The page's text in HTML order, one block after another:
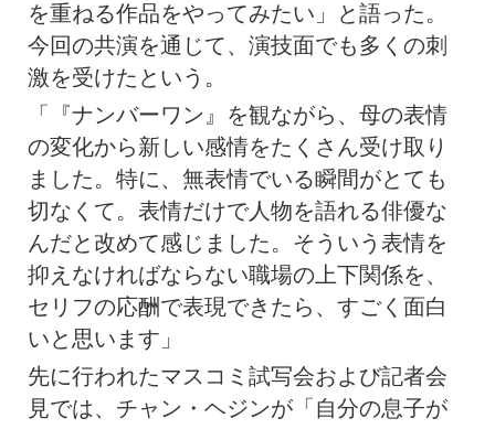
を重ねる作品をやってみたい」と語った。
今回の共演を通じて、演技面でも多くの刺
激を受けたという。
「『ナンバーワン』を観ながら、母の表情
の変化から新しい感情をたくさん受け取り
ました。特に、無表情でいる瞬間がとても
切なくて。表情だけで人物を語れる俳優な
んだと改めて感じました。そういう表情を
抑えなければならない職場の上下関係を、
セリフの応酬で表現できたら、すごく面白
いと思います」
先に行われたマスコミ試写会および記者会
見では、チャン・ヘジンが「自分の息子が